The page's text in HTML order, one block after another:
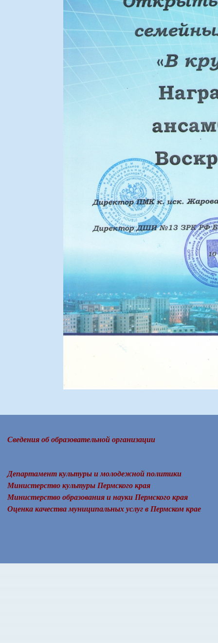
Сведения об образовательной организации
Департамент культуры и молодежной политики
Министерство культуры Пермского края
Министерство образования и науки Пермского края
Оценка качества муниципальных услуг в Пермском крае